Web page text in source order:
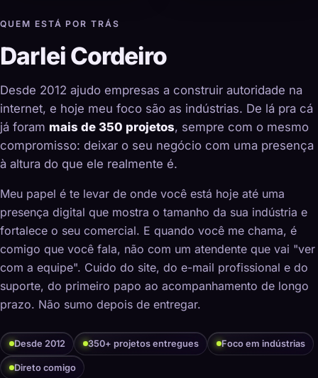
QUEM ESTÁ POR TRÁS
Darlei Cordeiro
Desde 2012 ajudo empresas a construir autoridade na
internet, e hoje meu foco são as indústrias. De lá pra cá
já foram mais de 350 projetos, sempre com o mesmo
compromisso: deixar o seu negócio com uma presença
à altura do que ele realmente é.
Meu papel é te levar de onde você está hoje até uma
presença digital que mostra o tamanho da sua indústria e
fortalece o seu comercial. E quando você me chama, é
comigo que você fala, não com um atendente que vai "ver
com a equipe". Cuido do site, do e-mail profissional e do
suporte, do primeiro papo ao acompanhamento de longo
prazo. Não sumo depois de entregar.
Desde 2012 350+ projetos entregues Foco em indústrias
Direto comigo